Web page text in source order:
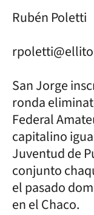
Rubén Poletti
San Jorge
ronda
Federal
capitalino
Juventud de
conjunto
el pasado
en el Chaco.